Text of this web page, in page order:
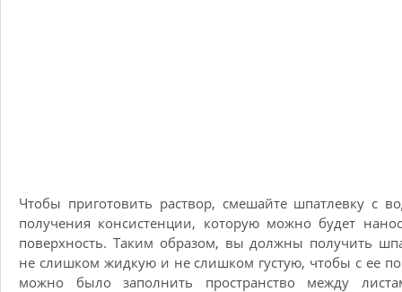
Чтобы приготовить раствор, смешайте шпатлевку с
получения консистенции, которую можно будет
поверхность. Таким образом, вы должны получить
не слишком жидкую и не слишком густую, чтобы с ее
можно было заполнить пространство между